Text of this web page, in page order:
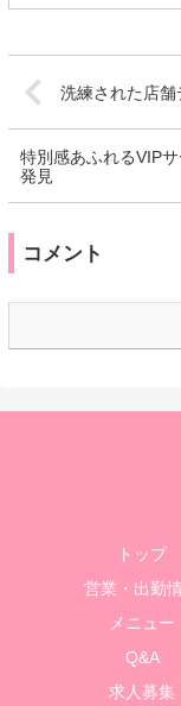
洗練された店舗
特別感あふれるVIP
発見
コメント
トップ
営業・出勤
メニュー
Q&A
求人募集